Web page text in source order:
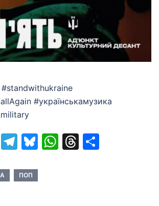
#українськамузика
ViberTelegram
Bluesky
WhatsApp
Threads
ПОП